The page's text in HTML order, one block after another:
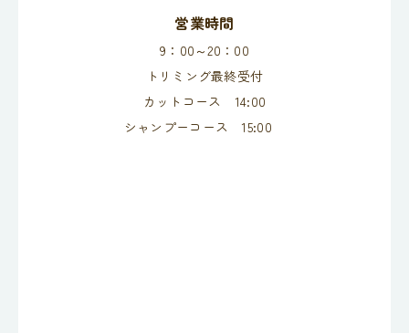
営業時間
9：00～20：00
トリミング最終受付
カットコース 14:00
シャンプーコース 15:00